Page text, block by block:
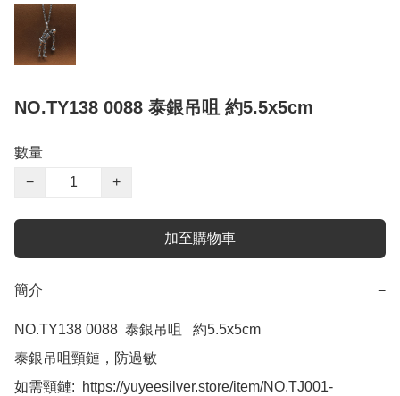
NO.TY138 0088 泰銀吊咀 約5.5x5cm
數量
−
+
加至購物車
簡介 −
NO.TY138 0088  泰銀吊咀   約5.5x5cm
泰銀吊咀頸鏈，防過敏
如需頸鏈:  https://yuyeesilver.store/item/NO.TJ001-